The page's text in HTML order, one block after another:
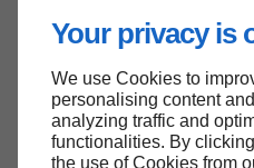
Your privacy is
We use Cookies to
personalising content
analyzing traffic and
functionalities. By
the use of Cookies from
Haut